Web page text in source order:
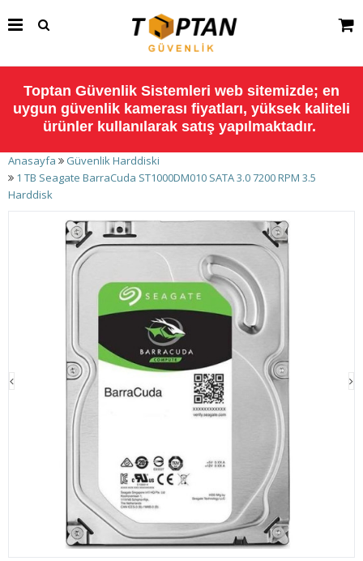
Toptan Güvenlik Sistemleri web sitemizde; en
uygun güvenlik kamerası fiyatları, yüksek kaliteli
ürünler kullanılarak satış yapılmaktadır.
Anasayfa
Güvenlik Harddiski
1 TB Seagate BarraCuda ST1000DM010 SATA 3.0 7200 RPM 3.5
Harddisk